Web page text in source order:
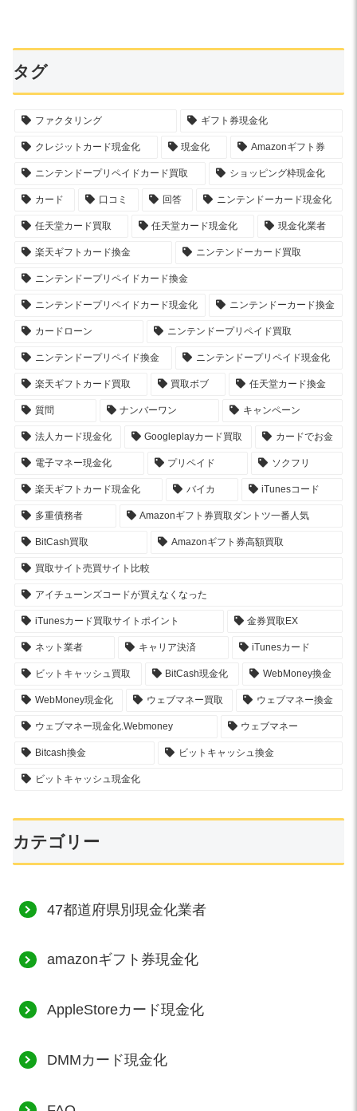
タグ
ファクタリング ギフト券現金化
クレジットカード現金化 現金化 Amazonギフト券
ニンテンドープリペイドカード買取 ショッピング枠現金化
カード 口コミ 回答 ニンテンドーカード現金化
任天堂カード買取 任天堂カード現金化 現金化業者
楽天ギフトカード換金 ニンテンドーカード買取
ニンテンドープリペイドカード換金
ニンテンドープリペイドカード現金化 ニンテンドーカード換金
カードローン ニンテンドープリペイド買取
ニンテンドープリペイド換金 ニンテンドープリペイド現金化
楽天ギフトカード買取 買取ボブ 任天堂カード換金
質問 ナンバーワン キャンペーン
法人カード現金化 Googleplayカード買取 カードでお金
電子マネー現金化 プリペイド ソクフリ
楽天ギフトカード現金化 バイカ iTunesコード
多重債務者 Amazonギフト券買取ダントツ一番人気
BitCash買取 Amazonギフト券高額買取
買取サイト売買サイト比較
アイチューンズコードが買えなくなった
iTunesカード買取サイトポイント 金券買取EX
ネット業者 キャリア決済 iTunesカード
ビットキャッシュ買取 BitCash現金化 WebMoney換金
WebMoney現金化 ウェブマネー買取 ウェブマネー換金
ウェブマネー現金化.Webmoney ウェブマネー
Bitcash換金 ビットキャッシュ換金
ビットキャッシュ現金化
カテゴリー
47都道府県別現金化業者
amazonギフト券現金化
AppleStoreカード現金化
DMMカード現金化